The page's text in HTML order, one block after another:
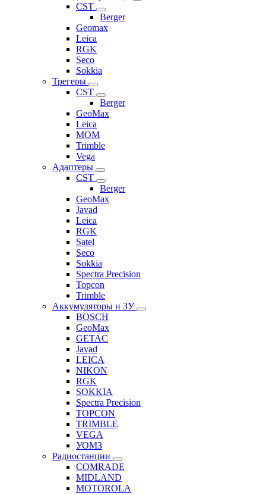
CST
Berger
Geomax
Leica
RGK
Seco
Sokkia
Трегеры
CST
Berger
GeoMax
Leica
MOM
Trimble
Vega
Адаптеры
CST
Berger
GeoMax
Javad
Leica
RGK
Satel
Seco
Sokkia
Spectra Precision
Topcon
Trimble
Аккумуляторы и ЗУ
BOSCH
GeoMax
GETAC
Javad
LEICA
NIKON
RGK
SOKKIA
Spectra Precision
TOPCON
TRIMBLE
VEGA
УОМЗ
Радиостанции
COMRADE
MIDLAND
MOTOROLA